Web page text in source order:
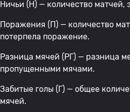
Ничьи (Н) — количество
Поражения (П) — количество
потерпела поражение.
Разница мячей (РГ) — разница
пропущенными мячами.
Забитые голы (Г) — общее
мячей.